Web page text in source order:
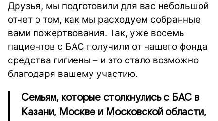
Друзья, мы подготовили для вас небольшой
отчет о том, как мы расходуем собранные
вами пожертвования. Так, уже восемь
пациентов с БАС получили от нашего фонда
средства гигиены – и это стало возможно
благодаря вашему участию.
Семьям, которые столкнулись с БАС в
Казани, Москве и Московской области,